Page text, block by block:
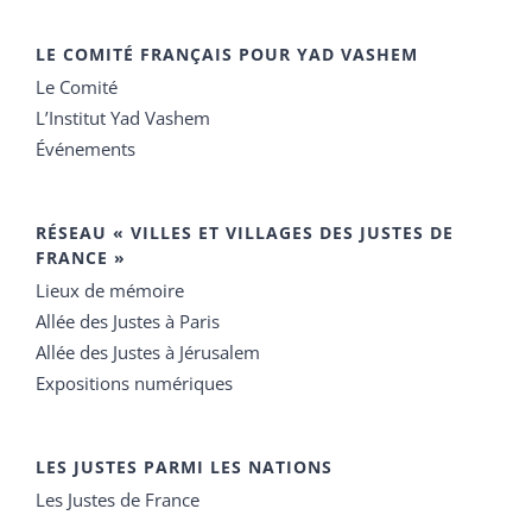
LE COMITÉ FRANÇAIS POUR YAD VASHEM
Le Comité
L’Institut Yad Vashem
Événements
RÉSEAU « VILLES ET VILLAGES DES JUSTES DE
FRANCE »
Lieux de mémoire
Allée des Justes à Paris
Allée des Justes à Jérusalem
Expositions numériques
LES JUSTES PARMI LES NATIONS
Les Justes de France